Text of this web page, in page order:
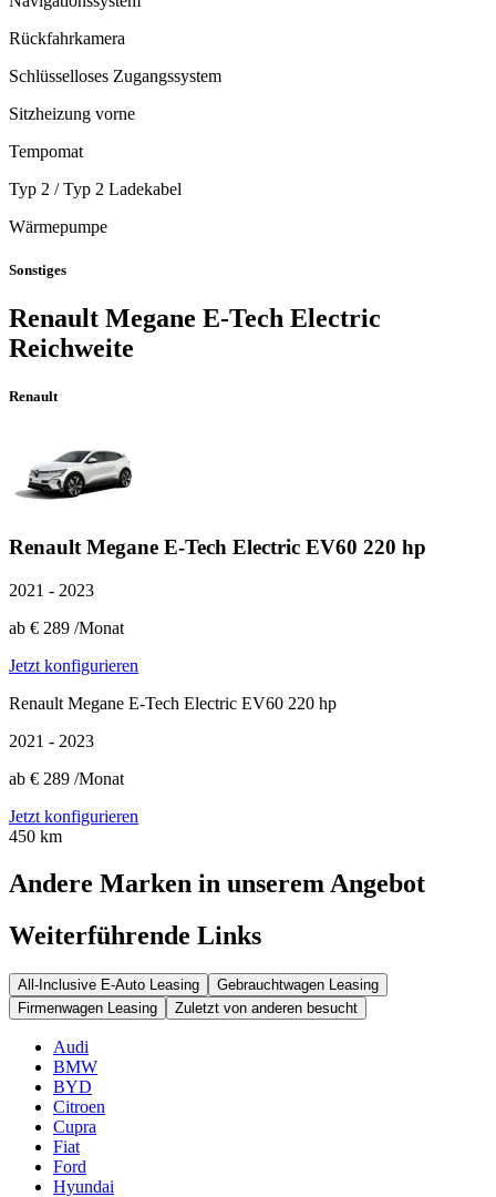
Rückfahrkamera
Schlüsselloses Zugangssystem
Sitzheizung vorne
Tempomat
Typ 2 / Typ 2 Ladekabel
Wärmepumpe
Sonstiges
Renault Megane E-Tech Electric
Reichweite
Renault
Renault Megane E-Tech Electric EV60 220 hp
2021 - 2023
ab € 289 /Monat
Jetzt konfigurieren
Renault Megane E-Tech Electric EV60 220 hp
2021 - 2023
ab € 289 /Monat
Jetzt konfigurieren
450 km
Andere Marken in unserem Angebot
Weiterführende Links
All-Inclusive E-Auto Leasing
Gebrauchtwagen Leasing
Firmenwagen Leasing
Zuletzt von anderen besucht
Audi
BMW
BYD
Citroen
Cupra
Fiat
Ford
Hyundai